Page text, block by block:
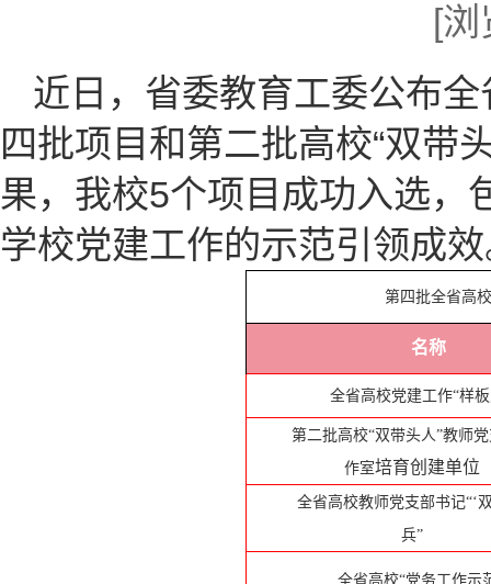
[浏
近日，省委教育工委公布
四批项目和第二批高校“双带
果，我校5个项目成功入选，
学校党建工作的示范引领成
第四批全省高
名称
全省高校党建工作“样
第二批高校“双带头人”教师
作室培育创建单位
全省高校教师党支部书记“‘
兵”
全省高校“党务工作示